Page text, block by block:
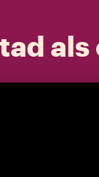
als